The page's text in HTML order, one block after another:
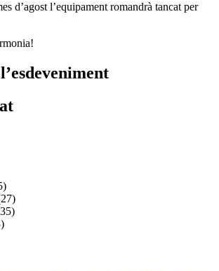
d’agost l’equipament romandrà tancat per